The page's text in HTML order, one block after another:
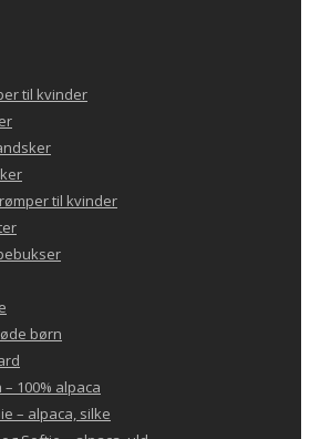
til kvinder
til kvinder
børn
– 100% alpaca
– alpaca, silke